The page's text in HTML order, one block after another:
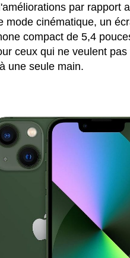
par rapport
mode cinématique, un
compact de 5,4
ceux qui ne veulent
une seule main.